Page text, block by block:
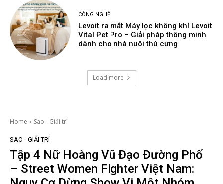
CÔNG NGHỆ
Levoit ra mắt Máy lọc không khí Levoit
Vital Pet Pro – Giải pháp thông minh
dành cho nhà nuôi thú cưng
Load more